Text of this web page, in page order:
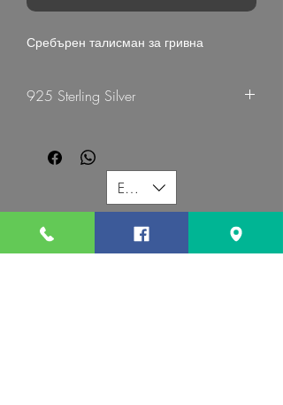
Сребърен талисман за гривна
925 Sterling Silver
EUR (€)
G MART JEWELLERY